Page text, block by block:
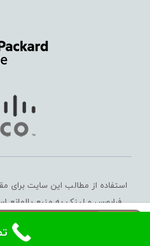
افزودن به
استفاده از مطالب این سایت برای
فرابورس و لینک به منبع